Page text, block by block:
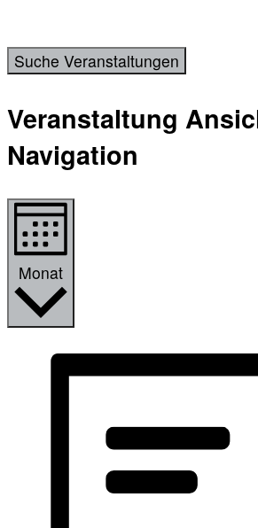
Suche Veranstaltungen
Veranstaltung
Navigation
Monat